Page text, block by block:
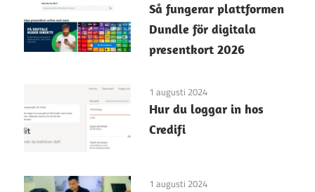
Så fungerar plattformen
Dundle för digitala
presentkort 2026
1 augusti 2024
Hur du loggar in hos
Credifi
1 augusti 2024